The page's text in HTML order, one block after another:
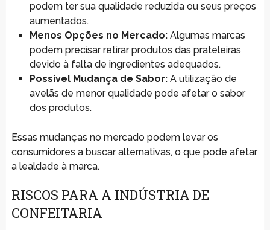
podem ter sua qualidade reduzida ou seus preços
aumentados.
Menos Opções no Mercado:Algumas marcas
podem precisar retirar produtos das prateleiras
devido à falta de ingredientes adequados.
Possível Mudança de Sabor:A utilização de
avelãs de menor qualidade pode afetar o sabor
dos produtos.
Essas mudanças no mercado podem levar os
consumidores a buscar alternativas, o que pode afetar
a lealdade à marca.
RISCOS PARA A INDÚSTRIA DE
CONFEITARIA